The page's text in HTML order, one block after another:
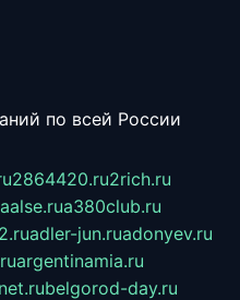
по всей России
2864420.ru2rich.ru
aalse.rua380club.ru
adler-jun.ruadonyev.ru
argentinamia.ru
belgorod-day.ru